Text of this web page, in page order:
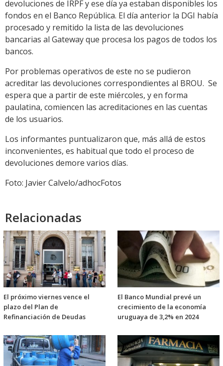
devoluciones de IRPF y ese día ya estaban disponibles los
fondos en el Banco República. El día anterior la DGI había
procesado y remitido la lista de las devoluciones
bancarias al Gateway que procesa los pagos de todos los
bancos.
Por problemas operativos de este no se pudieron
acreditar las devoluciones correspondientes al BROU. Se
espera que a partir de este miércoles, y en forma
paulatina, comiencen las acreditaciones en las cuentas
de los usuarios.
Los informantes puntualizaron que, más allá de estos
inconvenientes, es habitual que todo el proceso de
devoluciones demore varios días.
Foto: Javier Calvelo/adhocFotos
Relacionadas
El próximo viernes vence el
plazo del Plan de
Refinanciación de Deudas
El Banco Mundial prevé un
crecimiento de la economía
uruguaya de 3,2% en 2024